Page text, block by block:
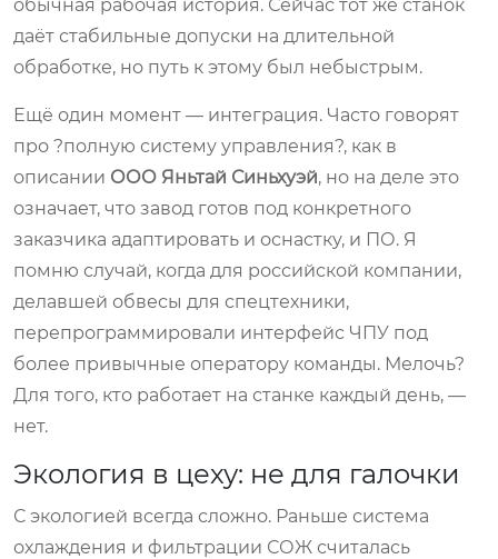
обычная рабочая история. Сейчас тот же станок
даёт стабильные допуски на длительной
обработке, но путь к этому был небыстрым.
Ещё один момент — интеграция. Часто говорят
про ?полную систему управления?, как в
описании ООО Яньтай Синьхуэй, но на деле это
означает, что завод готов под конкретного
заказчика адаптировать и оснастку, и ПО. Я
помню случай, когда для российской компании,
делавшей обвесы для спецтехники,
перепрограммировали интерфейс ЧПУ под
более привычные оператору команды. Мелочь?
Для того, кто работает на станке каждый день, —
нет.
Экология в цеху: не для галочки
С экологией всегда сложно. Раньше система
охлаждения и фильтрации СОЖ считалась